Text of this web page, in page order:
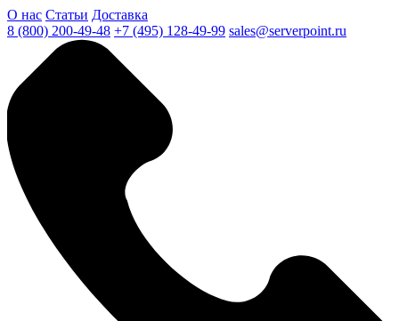
О нас Статьи Доставка
8 (800) 200-49-48 +7 (495) 128-49-99 sales@serverpoint.ru